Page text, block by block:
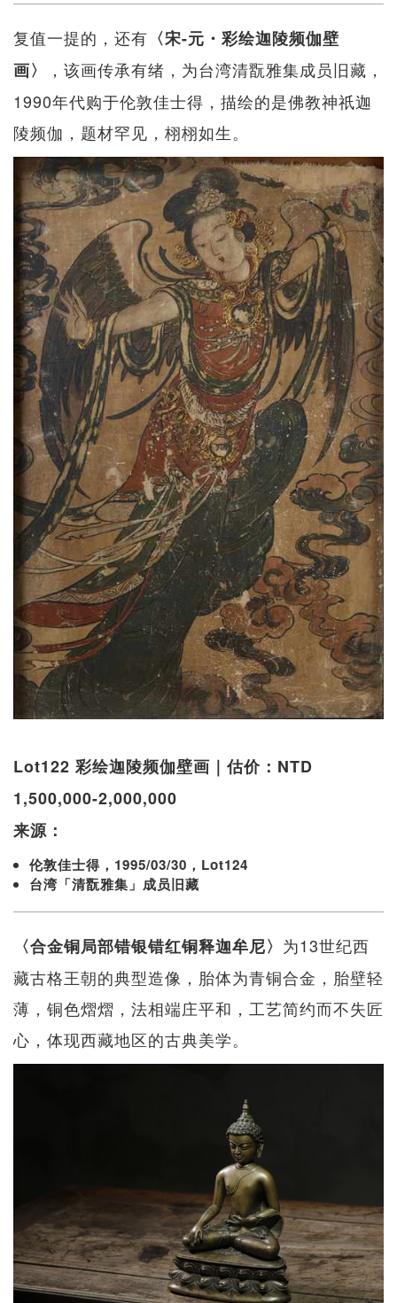
复值一提的，还有 〈宋-元・彩绘迦陵频伽壁
画〉
，该画传承有绪，为台湾清翫雅集成员旧藏，
1990年代购于伦敦佳士得，描绘的是佛教神祇迦
陵频伽，题材罕见，栩栩如生。
Lot122 彩绘迦陵频伽壁画｜估价：NTD
1,500,000-2,000,000
来源：
伦敦佳士得，1995/03/30，Lot124
台湾「清翫雅集」成员旧藏
〈合金铜局部错银错红铜释迦牟尼〉 为13世纪西
藏古格王朝的典型造像，胎体为青铜合金，胎壁轻
薄，铜色熠熠，法相端庄平和，工艺简约而不失匠
心，体现西藏地区的古典美学。